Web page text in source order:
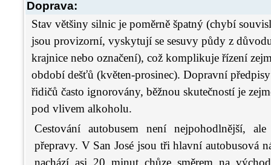
Doprava:
Stav většiny silnic je poměrně špatný (chybí
jsou provizorní, vyskytují se sesuvy půdy z
krajnice nebo označení), což komplikuje řízení
období dešťů (květen-prosinec). Dopravní
řidičů často ignorovány, běžnou skutečností je
pod vlivem alkoholu.
Cestování autobusem není nejpohodlnější,
přepravy. V San José jsou tři hlavní autobusová
nachází asi 20 minut chůze směrem na